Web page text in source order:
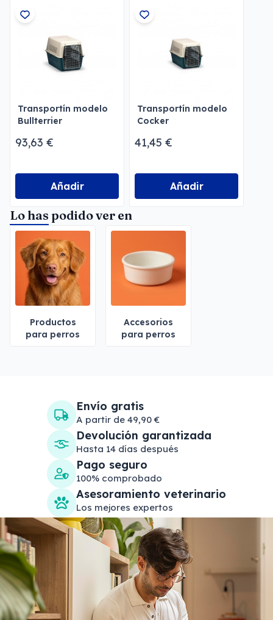
Transportín modelo
Bullterrier
93,63 €
Añadir
Transportín modelo
Cocker
41,45 €
Añadir
Lo has podido ver en
Productos
para perros
Accesorios
para perros
Envío gratis
A partir de 49,90 €
Devolución garantizada
Hasta 14 días después
Pago seguro
100% comprobado
Asesoramiento veterinario
Los mejores expertos